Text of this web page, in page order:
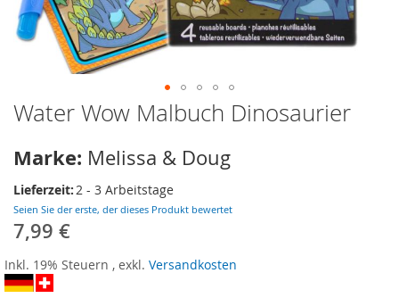
Zum
Anfang
Bildergalerie
Water Wow Malbuch Dinosaurier
Marke: Melissa & Doug
Lieferzeit:2 - 3 Arbeitstage
Seien Sie der erste, der dieses Produkt bewertet
7,99 €
Inkl. 19% Steuern , exkl. Versandkosten